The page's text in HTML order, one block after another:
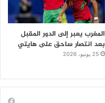
المغرب يعبر إلى الدور المقبل
بعد انتصار ساحق على هايتي
25 يونيو، 2026